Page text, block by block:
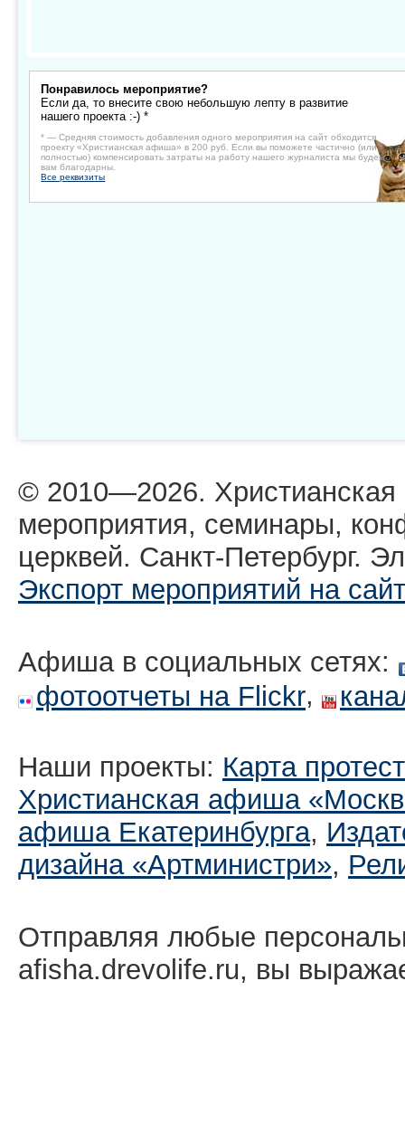
Понравилось мероприятие?
Если да, то внесите свою небольшую лепту в развитие
нашего проекта :-) *
* — Средняя стоимость добавления одного мероприятия на сайт обходится
проекту «Христианская афиша» в 200 руб. Если вы поможете частично (или
полностью) компенсировать затраты на работу нашего журналиста мы будем
вам благодарны.
Все реквизиты
© 2010—2026.
мероприятия, семинары,
церквей. Санкт-Петербург.
Экспорт мероприятий на сайт
Афиша в социальных сетях:
фотоотчеты на Flickr,
Наши проекты: Карта
Христианская афиша
афиша Екатеринбургa,
дизайна «Артминистри»,
Отправляя любые
afisha.drevolife.ru, вы